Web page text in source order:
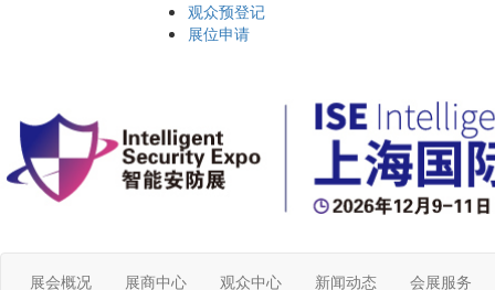
观众预登记
展位申请
展会概况 展商中心 观众中心 新闻动态 会展服务